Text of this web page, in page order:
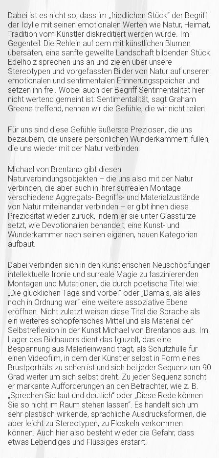
Dabei ist es nicht so, dass im „friedlichen Stück“ der Begriff
der Idylle mit seinen emotionalen Werten wie Natur, Heimat,
Tradition vom Künstler diskreditiert werden würde. Im
Gegenteil: Die Rehlein auf dem mit künstlichen Blumen
übersäten, eine sanfte gewellte Landschaft bildenden Stück
Edelholz sprechen uns an und zielen über unsere
Stereotypen und vorgefassten Bilder von Natur auf unseren
emotionalen und sentimentalen Erinnerungsspeicher und
setzen ihn frei. Wobei auch der Begriff Sentimentalität hier
nicht wertend gemeint ist: Sentimentalität, sagt Graham
Greene treffend, nennen wir die Gefühle, die wir nicht teilen.
Für uns sind diese Gefühle äußerste Preziosen, die uns
bezaubern, die unsere persönlichen Wunderkammern füllen,
die uns wieder mit der Natur verbinden.
Michael von Brentano gibt diesen
Naturverbindungsobjekten – die uns also mit der Natur
verbinden, die aber auch in ihrer surrealen Montage
verschiedene Aggregats- Begriffs- und Materialzustände
von Natur miteinander verbinden – er gibt ihnen diese
Preziosität wieder zurück, indem er sie unter Glasstürze
setzt, wie Devotionalien behandelt, eine Kunst- und
Wunderkammer nach seinen eigenen, neuen Kategorien
aufbaut.
Dabei verbinden sich in den künstlerischen Neuschöpfungen
intellektuelle Ironie und surreale Magie zu faszinierenden
Montagen und Mutationen, die durch poetische Titel wie:
„Die glücklichen Tage sind vorbei“ oder „Damals, als alles
noch in Ordnung war“ eine weitere assoziative Ebene
eröffnen. Nicht zuletzt weisen diese Titel die Sprache als
ein weiteres schöpferisches Mittel und als Material der
Selbstreflexion in der Kunst Michael von Brentanos aus. Im
Lager des Bildhauers dient das Igluzelt, das eine
Bespannung aus Malerleinwand trägt, als Schutzhülle für
einen Videofilm, in dem der Künstler selbst in Form eines
Brustporträts zu sehen ist und sich bei jeder Sequenz um 90
Grad weiter um sich selbst dreht. Zu jeder Sequenz spricht
er markante Aufforderungen an den Betrachter, wie z. B.
„Sprechen Sie laut und deutlich“ oder „Diese Rede können
Sie so nicht im Raum stehen lassen“. Es handelt sich um
sehr plastisch wirkende, sprachliche Ausdrucksformen, die
aber leicht zu Stereotypen, zu Floskeln verkommen
können. Auch hier also besteht wieder die Gefahr, dass
etwas Lebendiges und Flüssiges erstarrt.